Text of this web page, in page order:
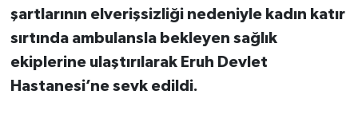
şartlarının elverişsizliği nedeniyle kadın katır
sırtında ambulansla bekleyen sağlık
ekiplerine ulaştırılarak Eruh Devlet
Hastanesi’ne sevk edildi.